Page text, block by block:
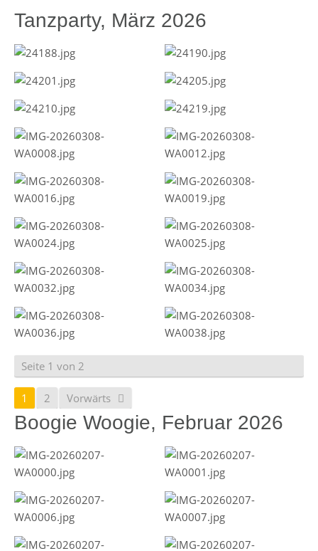
Tanzparty, März 2026
Seite 1 von 2
1 2 Vorwärts
Boogie Woogie, Februar 2026